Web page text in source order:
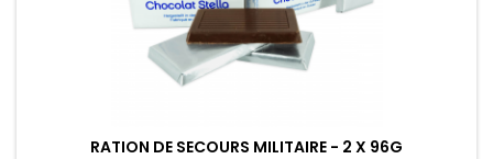
RATION DE SECOURS MILITAIRE - 2 X 96G